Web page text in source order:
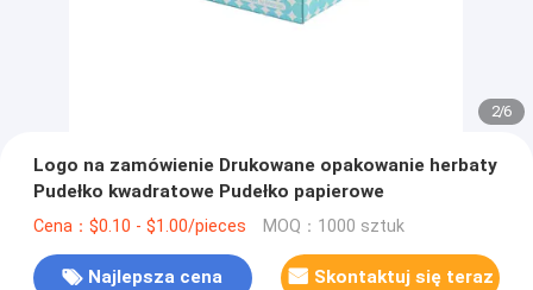
2/6
Logo na zamówienie Drukowane opakowanie herbaty
Pudełko kwadratowe Pudełko papierowe
Cena：$0.10 - $1.00/pieces MOQ：1000 sztuk
Najlepsza cena Skontaktuj się teraz